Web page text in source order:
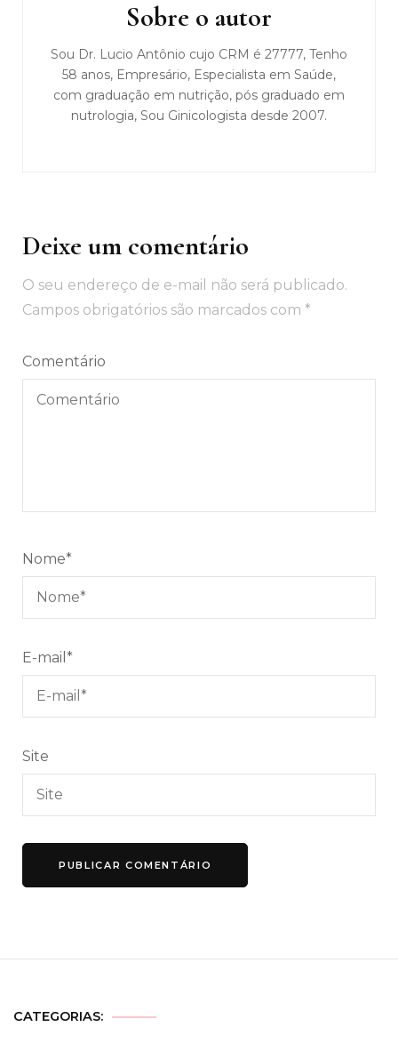
Sobre o autor
Sou Dr. Lucio Antônio cujo CRM é 27777, Tenho
58 anos, Empresário, Especialista em Saúde,
com graduação em nutrição, pós graduado em
nutrologia, Sou Ginicologista desde 2007.
Deixe um comentário
O seu endereço de e-mail não será publicado.
Campos obrigatórios são marcados com *
Comentário
Nome*
E-mail *
Site
CATEGORIAS: